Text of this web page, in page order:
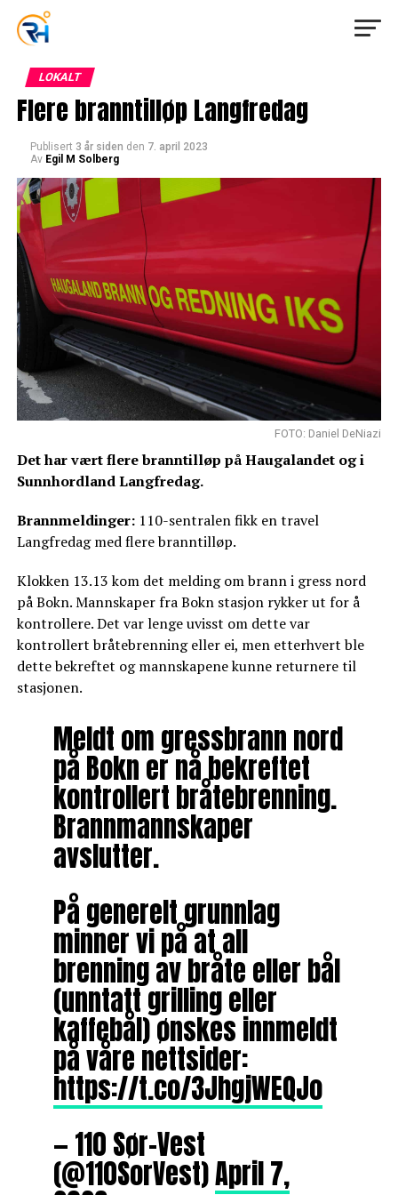
LOKALT
Flere branntilløp Langfredag
Publisert 3 år siden den 7. april 2023
Av Egil M Solberg
FOTO: Daniel DeNiazi
Det har vært flere branntilløp på Haugalandet og i
Sunnhordland Langfredag.
Brannmeldinger:110-sentralen fikk en travel
Langfredag med flere branntilløp.
Klokken 13.13 kom det melding om brann i gress nord
på Bokn. Mannskaper fra Bokn stasjon rykker ut for å
kontrollere. Det var lenge uvisst om dette var
kontrollert bråtebrenning eller ei, men etterhvert ble
dette bekreftet og mannskapene kunne returnere til
stasjonen.
Meldt om gressbrann nord
på Bokn er nå bekreftet
kontrollert bråtebrenning.
Brannmannskaper
avslutter.
På generelt grunnlag
minner vi på at all
brenning av bråte eller bål
(unntatt grilling eller
kaffebål) ønskes innmeldt
på våre nettsider:
https://t.co/3JhgjWEQJo
— 110 Sør-Vest
(@110SorVest)April 7,